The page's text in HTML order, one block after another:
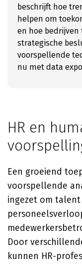
beschrijft hoe
helpen om
en hoe
strategische
voorspellende
nu met data
HR en
Een groeiend
voorspellende
ingezet om
Door
kunnen HR-